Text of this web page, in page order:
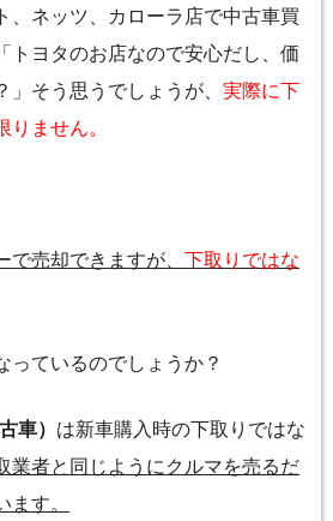
、ネッツ、カローラ店で中古車買
トヨタのお店なので安心だし、価
そう思うでしょうが、 実際に下
りません。
で売却できますが、 下取りではな
っているのでしょうか？
車） は新車購入時の下取りではな
業者と同じようにクルマを売るだ
ます。